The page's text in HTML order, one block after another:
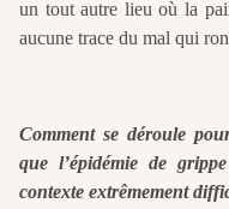
un tout autre lieu où la
aucune trace du mal qui
Comment se déroule
que l’épidémie de
contexte extrêmement